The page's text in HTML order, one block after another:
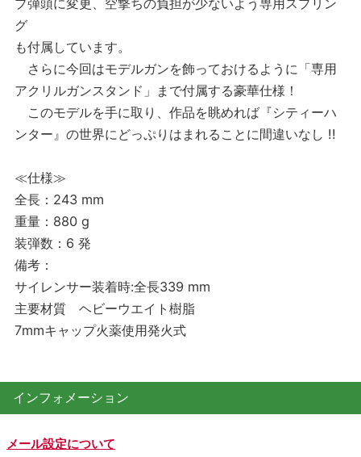
プ弾頭に変更、空撃ちの負担が少ないよう専用スプリン
グ
も付属しています。
さらに今回はモデルガンを飾っておけるように「専用
アクリルガンスタンド」まで付属する豪華仕様！
このモデルを手に取り、作品を眺めれば『シティーハ
ンター』の世界にどっぷりはまれることに間違いなし !!
≪仕様≫
全長：243 mm
重量：880 g
装弾数：6 発
備考：
サイレンサー装着時:全長339 mm
主要材質 ヘビーウエイト樹脂
7mmキャップ火薬使用発火式
インフォメーション
メール設定について